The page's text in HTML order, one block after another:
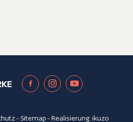
- Sitemap- Realisierung:ikuzo